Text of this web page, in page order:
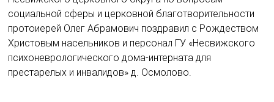
социальной сферы и церковной благотворительности
протоиерей Олег Абрамович поздравил с Рождеством
Христовым насельников и персонал ГУ «Несвижского
психоневрологического дома-интерната для
престарелых и инвалидов» д. Осмолово.